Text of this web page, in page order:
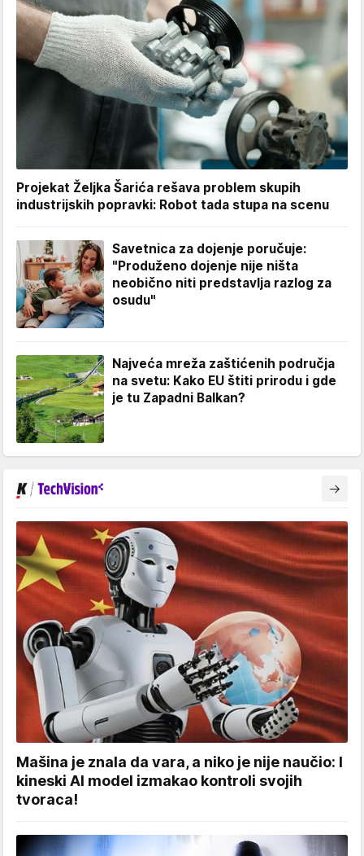
Projekat Željka Šarića rešava problem skupih
industrijskih popravki: Robot tada stupa na scenu
Savetnica za dojenje poručuje:
"Produženo dojenje nije ništa
neobično niti predstavlja razlog za
osudu"
Najveća mreža zaštićenih područja
na svetu: Kako EU štiti prirodu i gde
je tu Zapadni Balkan?
Mašina je znala da vara, a niko je nije naučio: I
kineski AI model izmakao kontroli svojih
tvoraca!